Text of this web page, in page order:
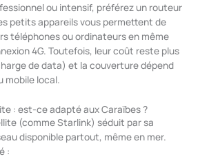
ou intensif, préférez un routeur
petits appareils vous permettent de
téléphones ou ordinateurs en même
4G. Toutefois, leur coût reste plus
de data) et la couverture dépend
mobile local.
: est-ce adapté aux Caraïbes ?
(comme Starlink) séduit par sa
disponible partout, même en mer.
: